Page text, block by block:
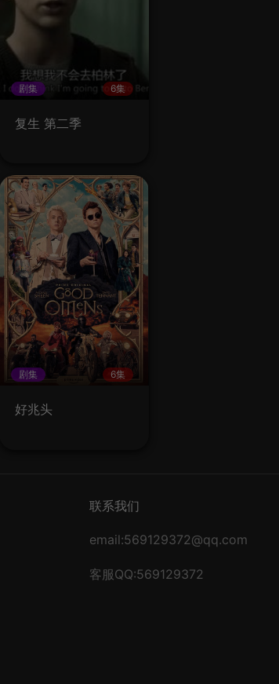
剧集 6集
复生 第二季
剧集 6集
好兆头
联系我们
email:569129372@qq.com
客服QQ:569129372